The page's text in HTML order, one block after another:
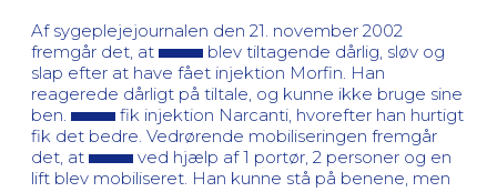
Af sygeplejejournalen den 21. november 2002
fremgår det, at
blev tiltagende dårlig, sløv og
slap efter at have fået injektion Morfin. Han
reagerede dårligt på tiltale, og kunne ikke bruge sine
ben.
fik injektion Narcanti, hvorefter han hurtigt
fik det bedre. Vedrørende mobiliseringen fremgår
det, at
ved hjælp af 1 portør, 2 personer og en
lift blev mobiliseret. Han kunne stå på benene, men